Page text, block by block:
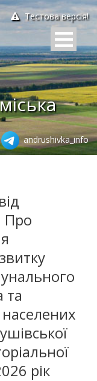
Тестова версія!
andrushivka_info
Про
та
рік